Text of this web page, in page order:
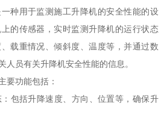
种用于监测施工升降机的安全性能的设
的传感器，实时监测升降机的运行状态
载重情况、倾斜度、温度等，并通过数
人员有关升降机安全性能的信息。
要功能包括：
包括升降速度、方向、位置等，确保升